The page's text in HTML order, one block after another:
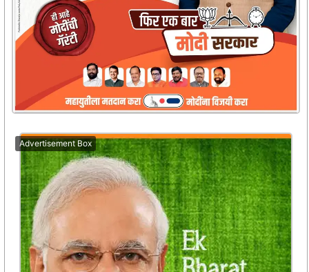
Advertisement Box